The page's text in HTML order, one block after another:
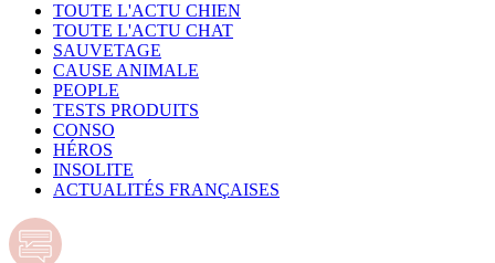
TOUTE L'ACTU CHIEN
TOUTE L'ACTU CHAT
SAUVETAGE
CAUSE ANIMALE
PEOPLE
TESTS PRODUITS
CONSO
HÉROS
INSOLITE
ACTUALITÉS FRANÇAISES